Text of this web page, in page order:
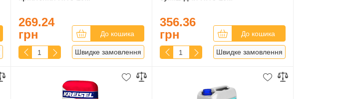
269.24
грн
До кошика
Швидке замовлення
356.36
грн
До кошика
Швидке замовлення